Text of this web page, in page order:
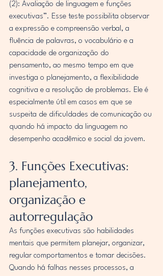
(2): Avaliação de linguagem e funções
executivas”. Esse teste possibilita observar
a expressão e compreensão verbal, a
fluência de palavras, o vocabulário e a
capacidade de organização do
pensamento, ao mesmo tempo em que
investiga o planejamento, a flexibilidade
cognitiva e a resolução de problemas. Ele é
especialmente útil em casos em que se
suspeita de dificuldades de comunicação ou
quando há impacto da linguagem no
desempenho acadêmico e social da jovem.
3. Funções Executivas:
planejamento,
organização e
autorregulação
As funções executivas são habilidades
mentais que permitem planejar, organizar,
regular comportamentos e tomar decisões.
Quando há falhas nesses processos, a